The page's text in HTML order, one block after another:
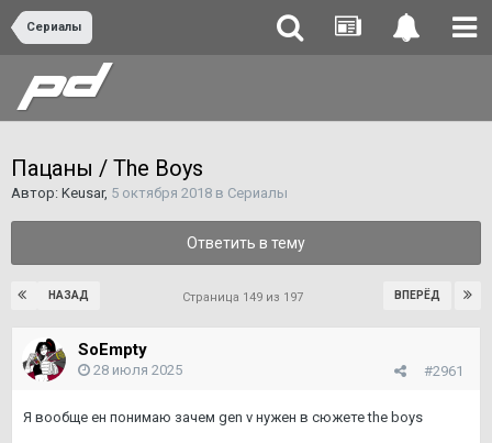
Сериалы
Пацаны / The Boys
Автор: Keusar, 5 октября 2018 в Сериалы
Ответить в тему
НАЗАД ВПЕРЁД
Страница 149 из 197
SoEmpty
#2961
28 июля 2025
Я вообще ен понимаю зачем gen v нужен в сюжете the boys